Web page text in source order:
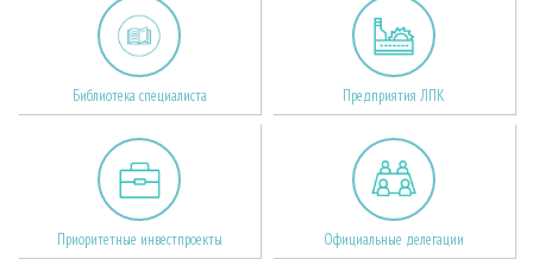
Библиотека специалиста Предприятия ЛПК
Приоритетные инвестпроекты Официальные делегации